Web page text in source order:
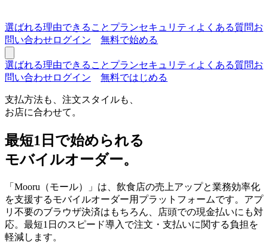
選ばれる理由できること プランセキュリティ よくある質問お
問い合わせログイン 無料で始める
選ばれる理由できること プランセキュリティ よくある質問お
問い合わせログイン 無料ではじめる
支払方法も、注文スタイルも、
お店に合わせて。
最短1日で始められる
モバイルオーダー。
「Mooru（モール）」は、飲食店の売上アップと業務効率化
を支援するモバイルオーダー用プラットフォームです。アプ
リ不要のブラウザ決済はもちろん、店頭での現金払いにも対
応。最短1日のスピード導入で注文・支払いに関する負担を
軽減します。